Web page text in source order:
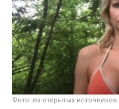
Фото: из открытых источников